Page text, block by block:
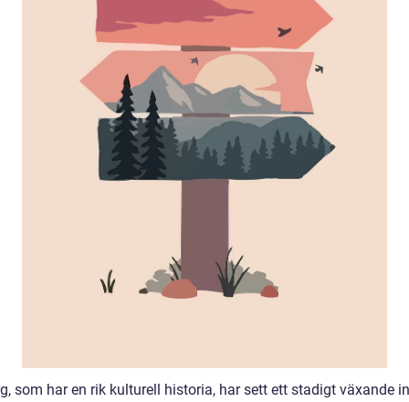
som har en rik kulturell historia, har sett ett stadigt växande